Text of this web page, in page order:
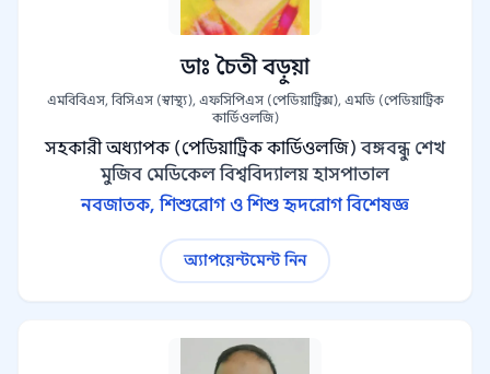
ডাঃ চৈতী বড়ুয়া
এমবিবিএস, বিসিএস (স্বাস্থ্য), এফসিপিএস (পেডিয়াট্রিক্স), এমডি (পেডিয়াট্রিক
কার্ডিওলজি)
সহকারী অধ্যাপক (পেডিয়াট্রিক কার্ডিওলজি) বঙ্গবন্ধু শেখ
মুজিব মেডিকেল বিশ্ববিদ্যালয় হাসপাতাল
নবজাতক, শিশুরোগ ও শিশু হৃদরোগ বিশেষজ্ঞ
অ্যাপয়েন্টমেন্ট নিন